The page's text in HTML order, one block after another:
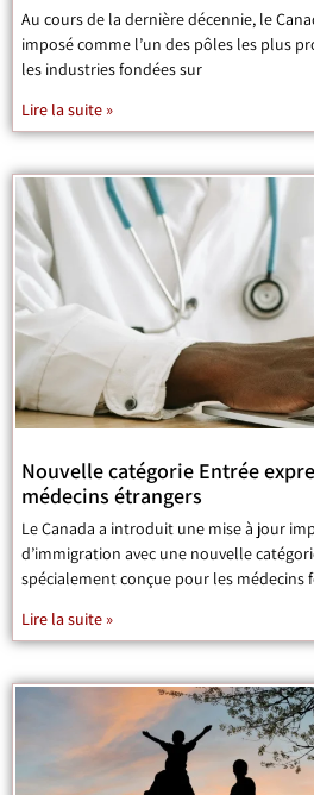
Au cours de la dernière décennie, le
imposé comme l’un des pôles les plus
les industries fondées sur
Lire la suite »
Nouvelle catégorie Entrée
médecins étrangers
Le Canada a introduit une mise à jour
d’immigration avec une nouvelle
spécialement conçue pour les médecins
Lire la suite »